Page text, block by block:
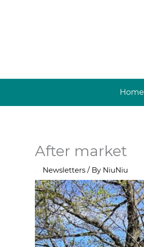
Home
After market
Newsletters / By NiuNiu